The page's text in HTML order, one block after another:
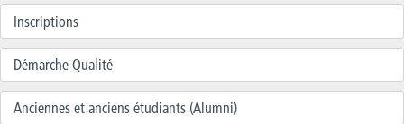
Inscriptions
Démarche Qualité
Anciennes et anciens étudiants (Alumni)